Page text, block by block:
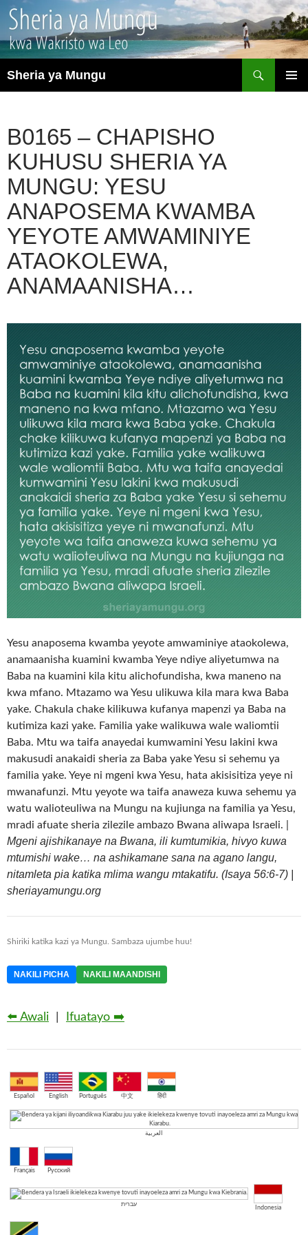
Sheria ya Mungu
B0165 – CHAPISHO
KUHUSU SHERIA YA
MUNGU: YESU
ANAPOSEMA KWAMBA
YEYOTE AMWAMINIYE
ATAOKOLEWA,
ANAMAANISHA…
Yesu anaposema kwamba yeyote amwaminiye ataokolewa,
anamaanisha kuamini kwamba Yeye ndiye aliyetumwa na
Baba na kuamini kila kitu alichofundisha, kwa maneno na
kwa mfano. Mtazamo wa Yesu ulikuwa kila mara kwa Baba
yake. Chakula chake kilikuwa kufanya mapenzi ya Baba na
kutimiza kazi yake. Familia yake walikuwa wale waliomtii
Baba. Mtu wa taifa anayedai kumwamini Yesu lakini kwa
makusudi anakaidi sheria za Baba yake Yesu si sehemu ya
familia yake. Yeye ni mgeni kwa Yesu, hata akisisitiza yeye ni
mwanafunzi. Mtu yeyote wa taifa anaweza kuwa sehemu ya
watu walioteuliwa na Mungu na kujiunga na familia ya Yesu,
mradi afuate sheria zilezile ambazo Bwana aliwapa Israeli. |
Mgeni ajishikanaye na Bwana, ili kumtumikia, hivyo kuwa
mtumishi wake… na ashikamane sana na agano langu,
nitamleta pia katika mlima wangu mtakatifu. (Isaya 56:6-7) |
sheriayamungu.org
Shiriki katika kazi ya Mungu. Sambaza ujumbe huu!
NAKILI PICHA NAKILI MAANDISHI
⬅️ Awali Ifuatayo ➡️
Español English Português 中文 हिंदी
العربية
Français Русский
עברית
Indonesia